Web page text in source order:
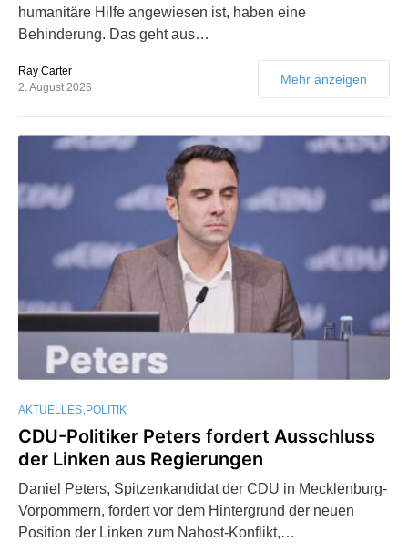
humanitäre Hilfe angewiesen ist, haben eine
Behinderung. Das geht aus…
Ray Carter
2. August 2026
Mehr anzeigen
AKTUELLES POLITIK
CDU-Politiker Peters fordert Ausschluss
der Linken aus Regierungen
Daniel Peters, Spitzenkandidat der CDU in Mecklenburg-
Vorpommern, fordert vor dem Hintergrund der neuen
Position der Linken zum Nahost-Konflikt,…